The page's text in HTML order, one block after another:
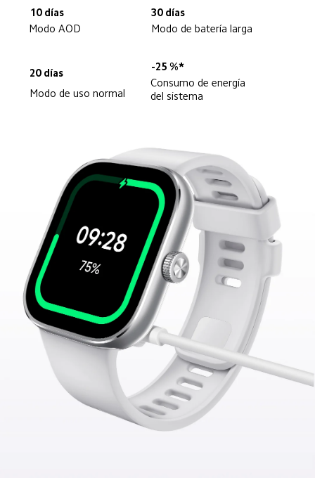
10 días
Modo AOD
30 días
Modo de batería larga
20 días
Modo de uso normal
-25 %*
Consumo de energía
del sistema